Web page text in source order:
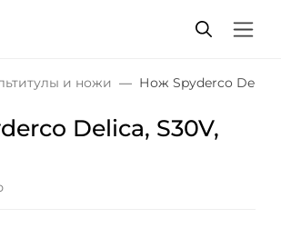
и ножи Нож Spyderco Delica,
Delica, S30V,